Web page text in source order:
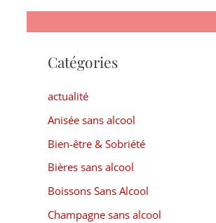
e
c
h
e
r
Catégories
actualité
Anisée sans alcool
Bien-être & Sobriété
Bières sans alcool
Boissons Sans Alcool
Champagne sans alcool